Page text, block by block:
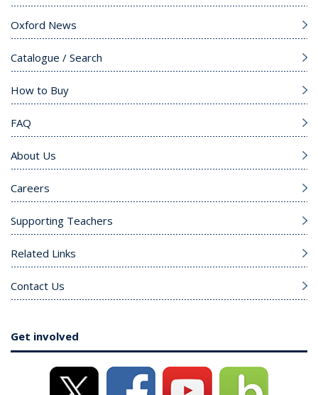
Oxford News
Catalogue / Search
How to Buy
FAQ
About Us
Careers
Supporting Teachers
Related Links
Contact Us
Get involved